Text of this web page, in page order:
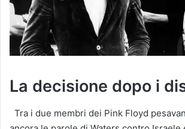
La decisione dopo i
Tra i due membri dei Pink Floyd